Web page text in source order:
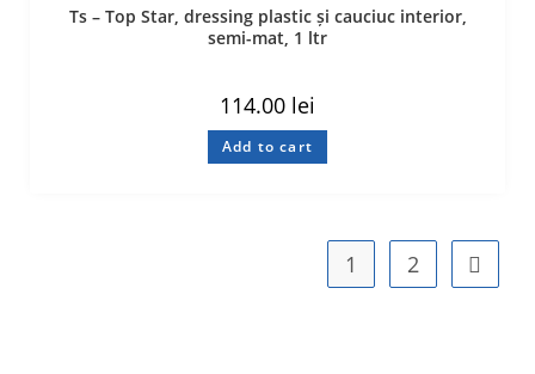
Ts – Top Star, dressing plastic și cauciuc interior,
semi-mat, 1 ltr
114.00 lei
Add to cart
1 2